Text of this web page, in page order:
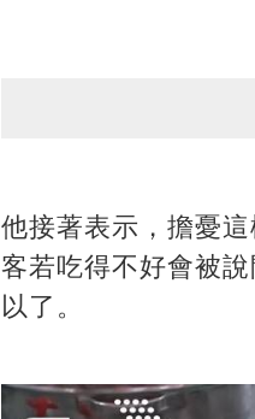
他接著表示，擔憂
客若吃得不好會被
以了。